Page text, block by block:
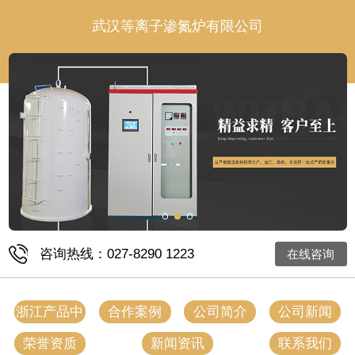
武汉等离子渗氮炉有限公司
咨询热线：027-8290 1223 在线咨询
浙江产品中
心
合作案例 公司简介 公司新闻
荣誉资质 新闻资讯 联系我们